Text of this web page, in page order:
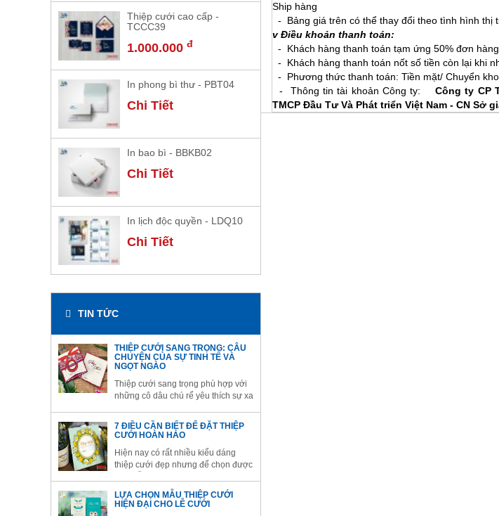
Ship hàng
- Bảng giá trên có thể thay đổi theo tình hình thị
v Điều khoản thanh toán:
- Khách hàng thanh toán tạm ứng 50% đơn
- Khách hàng thanh toán nốt số tiền còn lại khi
- Phương thức thanh toán: Tiền mặt/ Chuyển
- Thông tin tài khoản Công ty:Công ty CP
TMCP Đầu Tư Và Phát triển Việt Nam - CN Sở
Thiệp cưới cao cấp -
TCCC39
1.000.000 đ
In phong bì thư - PBT04
Chi Tiết
In bao bì - BBKB02
Chi Tiết
In lịch độc quyền - LDQ10
Chi Tiết
TIN TỨC
THIỆP CƯỚI SANG TRỌNG: CÂU
CHUYỆN CỦA SỰ TINH TẾ VÀ
NGỌT NGÀO
Thiệp cưới sang trọng phù hợp với
những cô dâu chú rể yêu thích sự xa
sẽ góp phần giúp đám cưới của bạn
trở lên ấn tượng
7 ĐIỀU CẦN BIẾT ĐỂ ĐẶT THIỆP
CƯỚI HOÀN HẢO
Hiện nay có rất nhiều kiểu dáng
thiệp cưới đẹp nhưng để chọn được
cả ngân sách và sở thích, các đôi
uyên ương
LỰA CHỌN MẪU THIỆP CƯỚI
HIỆN ĐẠI CHO LỄ CƯỚI